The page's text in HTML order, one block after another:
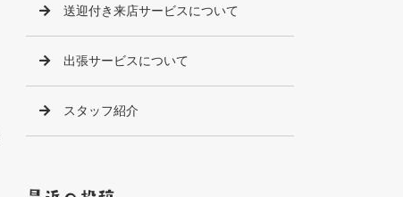
送迎付き来店サービスについて
出張サービスについて
スタッフ紹介